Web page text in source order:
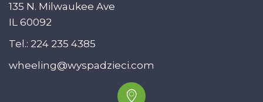
135 N. Milwaukee Ave
IL 60092
Tel.: 224 235 4385
wheeling@wyspadzieci.com